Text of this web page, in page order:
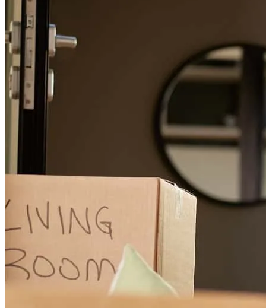
geancarlo
The communication with Jhonatan was, Outstanding!
2 de julio de 2026
(Translated by Google) I'm really happy, everything was very
professional and my family and I are very grateful. (Original) La
verdad que muy contento todo fue muy profesional y mi familia y to
agradecemos de corazón